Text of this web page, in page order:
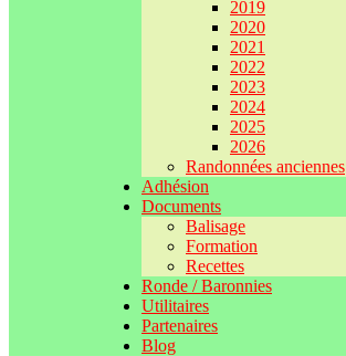
2019
2020
2021
2022
2023
2024
2025
2026
Randonnées anciennes
Adhésion
Documents
Balisage
Formation
Recettes
Ronde / Baronnies
Utilitaires
Partenaires
Blog